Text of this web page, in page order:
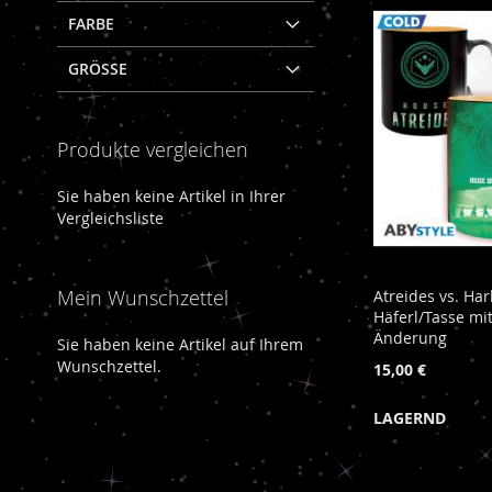
Atreides vs.
Häferl/Tasse
Änderung
15,00 €
LAGERND
ZUR
In den Warenkorb
WUNSCHLISTE
ZUR
In den Warenkorb
WUNSCHLISTE
ZUR
In den Warenkorb
WUNSCHLISTE
ZUR
FARBE
GRÖSSE
Produkte vergleichen
Sie haben keine Artikel in Ihrer
Vergleichsliste
Mein Wunschzettel
Sie haben keine Artikel auf Ihrem
Wunschzettel.